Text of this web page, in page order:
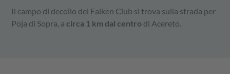
Il campo di decollo del Falken Club si trova sulla strada per
Poja di Sopra, a circa 1 km dal centro di Acereto.